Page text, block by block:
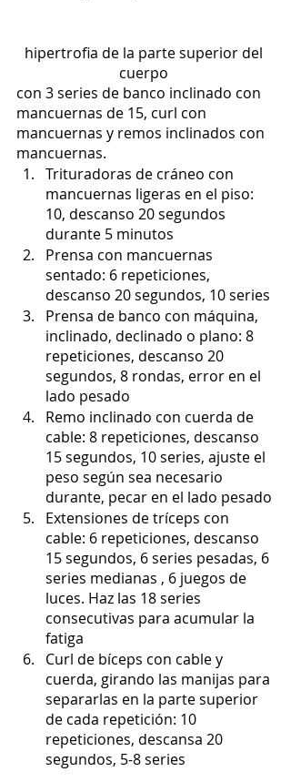
hipertrofia de la parte superior del
cuerpo
con 3 series de banco inclinado con
mancuernas de 15, curl con
mancuernas y remos inclinados con
mancuernas.
Trituradoras de cráneo con
mancuernas ligeras en el piso:
10, descanso 20 segundos
durante 5 minutos
Prensa con mancuernas
sentado: 6 repeticiones,
descanso 20 segundos, 10 series
Prensa de banco con máquina,
inclinado, declinado o plano: 8
repeticiones, descanso 20
segundos, 8 rondas, error en el
lado pesado
Remo inclinado con cuerda de
cable: 8 repeticiones, descanso
15 segundos, 10 series, ajuste el
peso según sea necesario
durante, pecar en el lado pesado
Extensiones de tríceps con
cable: 6 repeticiones, descanso
15 segundos, 6 series pesadas, 6
series medianas , 6 juegos de
luces. Haz las 18 series
consecutivas para acumular la
fatiga
Curl de bíceps con cable y
cuerda, girando las manijas para
separarlas en la parte superior
de cada repetición: 10
repeticiones, descansa 20
segundos, 5-8 series